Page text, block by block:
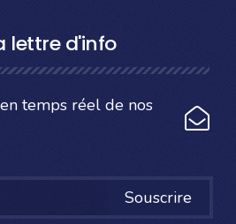
lettre d'info
temps réel de nos
Souscrire